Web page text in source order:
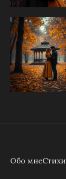
Обо мнеСтихи